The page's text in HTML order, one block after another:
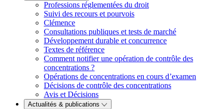
Professions réglementées du droit
Suivi des recours et pourvois
Clémence
Consultations publiques et tests de marché
Développement durable et concurrence
Textes de référence
Comment notifier une opération de contrôle des
concentrations ?
Opérations de concentrations en cours d’examen
Décisions de contrôle des concentrations
Avis et Décisions
Actualités & publications